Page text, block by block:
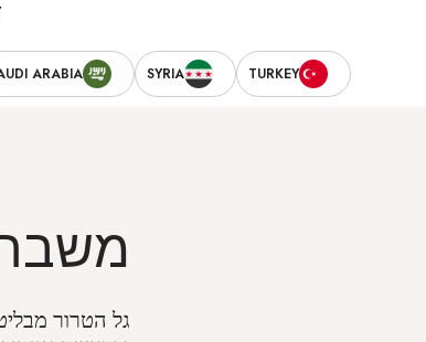
navigation
Secondary
TURKEY
SYRIA
ARABIA
גל הטרור